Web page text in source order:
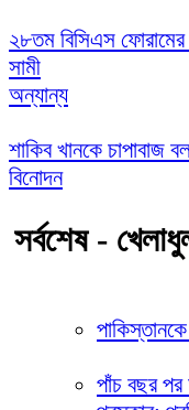
২৮তম বিসিএস
সামী
অন্যান্য
শাকিব খানকে
বিনোদন
সর্বশেষ -
পাঁচ বছর পর